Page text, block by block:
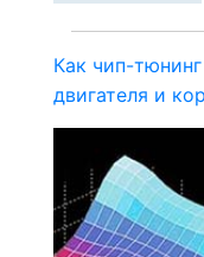
Как чип-
двигателя и